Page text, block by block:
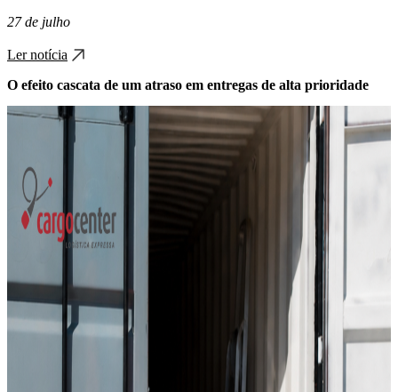
27 de julho
Ler notícia
O efeito cascata de um atraso em entregas de alta prioridade